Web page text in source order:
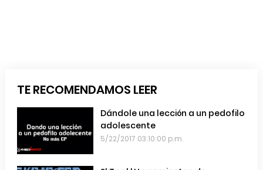
TE RECOMENDAMOS LEER
Dándole una lección a un pedofilo
adolescente
5/22/2017 03:10:00 p.m.